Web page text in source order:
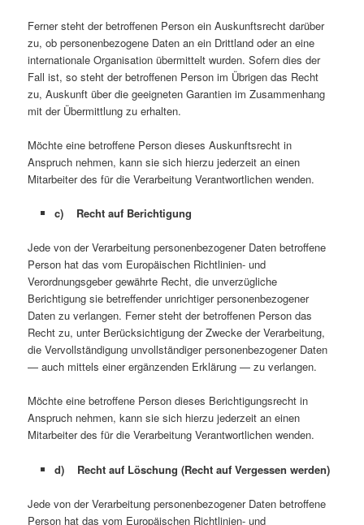
Ferner steht der betroffenen Person ein Auskunftsrecht darüber
zu, ob personenbezogene Daten an ein Drittland oder an eine
internationale Organisation übermittelt wurden. Sofern dies der
Fall ist, so steht der betroffenen Person im Übrigen das Recht
zu, Auskunft über die geeigneten Garantien im Zusammenhang
mit der Übermittlung zu erhalten.
Möchte eine betroffene Person dieses Auskunftsrecht in
Anspruch nehmen, kann sie sich hierzu jederzeit an einen
Mitarbeiter des für die Verarbeitung Verantwortlichen wenden.
c) Recht auf Berichtigung
Jede von der Verarbeitung personenbezogener Daten betroffene
Person hat das vom Europäischen Richtlinien- und
Verordnungsgeber gewährte Recht, die unverzügliche
Berichtigung sie betreffender unrichtiger personenbezogener
Daten zu verlangen. Ferner steht der betroffenen Person das
Recht zu, unter Berücksichtigung der Zwecke der Verarbeitung,
die Vervollständigung unvollständiger personenbezogener Daten
— auch mittels einer ergänzenden Erklärung — zu verlangen.
Möchte eine betroffene Person dieses Berichtigungsrecht in
Anspruch nehmen, kann sie sich hierzu jederzeit an einen
Mitarbeiter des für die Verarbeitung Verantwortlichen wenden.
d) Recht auf Löschung (Recht auf Vergessen werden)
Jede von der Verarbeitung personenbezogener Daten betroffene
Person hat das vom Europäischen Richtlinien- und